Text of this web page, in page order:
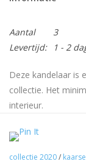
Aantal
3
Levertijd:
1 - 2
Deze kandelaar is
collectie. Het
interieur.
Deze kandelaar
kaarsje van 12cm
brandt of niet,
collectie 2020/